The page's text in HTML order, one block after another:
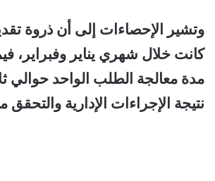
وتشير الإحصاءات إلى أن ذروة
كانت خلال شهري يناير وفبراير،
مدة معالجة الطلب الواحد حوالي
نتيجة الإجراءات الإدارية